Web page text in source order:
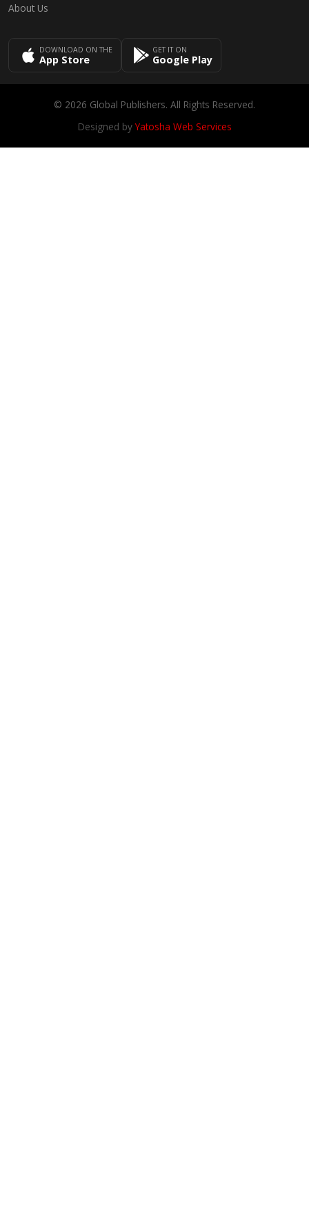
About Us
DOWNLOAD ON THE
App Store
GET IT ON
Google Play
© 2026 Global Publishers. All Rights Reserved.
Designed byYatosha Web Services